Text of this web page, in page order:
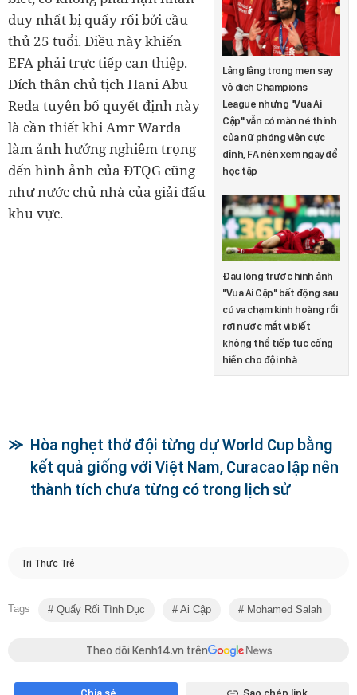
Lâng lâng trong men say
vô địch Champions
League nhưng "Vua Ai
Cập" vẫn có màn né thính
của nữ phóng viên cực
đỉnh, FA nên xem ngay để
học tập
Đau lòng trước hình ảnh
"Vua Ai Cập" bất động sau
cú va chạm kinh hoàng rồi
rơi nước mắt vì biết
không thể tiếp tục cống
hiến cho đội nhà
duy nhất bị quấy rối bởi cầu
thủ 25 tuổi. Điều này khiến
EFA phải trực tiếp can thiệp.
Đích thân chủ tịch Hani Abu
Reda tuyên bố quyết định này
là cần thiết khi Amr Warda
làm ảnh hưởng nghiêm trọng
đến hình ảnh của ĐTQG cũng
như nước chủ nhà của giải đấu
khu vực.
Hòa nghẹt thở đội từng dự World Cup bằng
kết quả giống với Việt Nam, Curacao lập nên
thành tích chưa từng có trong lịch sử
Trí Thức Trẻ
Tags Quấy Rối Tình Dục Ai Cập Mohamed Salah
Theo dõi Kenh14.vn trên